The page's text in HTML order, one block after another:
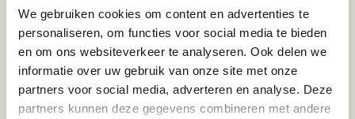
We gebruiken cookies om content en advertenties te
personaliseren, om functies voor social media te bieden
en om ons websiteverkeer te analyseren. Ook delen we
informatie over uw gebruik van onze site met onze
partners voor social media, adverteren en analyse. Deze
partners kunnen deze gegevens combineren met andere